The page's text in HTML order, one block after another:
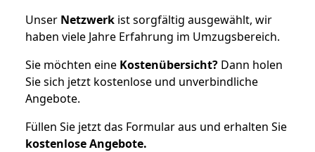
Unser Netzwerk ist sorgfältig ausgewählt, wir
haben viele Jahre Erfahrung im Umzugsbereich.
Sie möchten eine Kostenübersicht? Dann holen
Sie sich jetzt kostenlose und unverbindliche
Angebote.
Füllen Sie jetzt das Formular aus und erhalten Sie
kostenloseAngebote.